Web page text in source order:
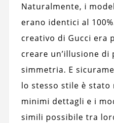
Naturalmente, i
erano identici al
creativo di Gucci era
creare un’illusione
simmetria. E
lo stesso stile è
minimi dettagli e i
simili possibile tra